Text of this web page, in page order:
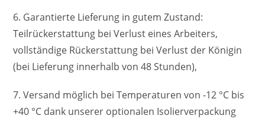
6. Garantierte Lieferung in gutem Zustand:
Teilrückerstattung bei Verlust eines Arbeiters,
vollständige Rückerstattung bei Verlust der Königin
(bei Lieferung innerhalb von 48 Stunden),
7. Versand möglich bei Temperaturen von -12 °C bis
+40 °C dank unserer optionalen Isolierverpackung